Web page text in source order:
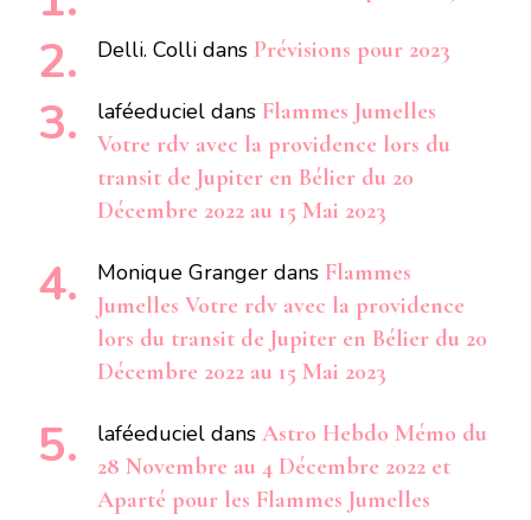
Delli. Colli dans Prévisions pour 2023
laféeduciel dans Flammes Jumelles
Votre rdv avec la providence lors du
transit de Jupiter en Bélier du 20
Décembre 2022 au 15 Mai 2023
Monique Granger dans Flammes
Jumelles Votre rdv avec la providence
lors du transit de Jupiter en Bélier du 20
Décembre 2022 au 15 Mai 2023
laféeduciel dans Astro Hebdo Mémo du
28 Novembre au 4 Décembre 2022 et
Aparté pour les Flammes Jumelles